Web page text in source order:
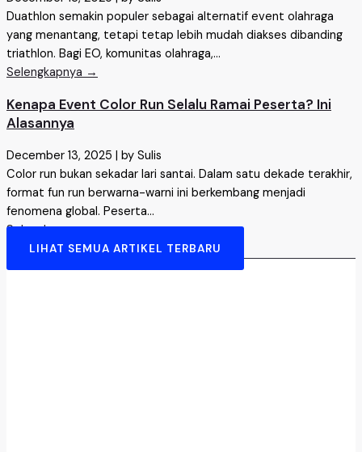
Duathlon semakin populer sebagai alternatif event olahraga
yang menantang, tetapi tetap lebih mudah diakses dibanding
triathlon. Bagi EO, komunitas olahraga,...
Selengkapnya →
Kenapa Event Color Run Selalu Ramai Peserta? Ini
Alasannya
December 13, 2025
by Sulis
Color run bukan sekadar lari santai. Dalam satu dekade terakhir,
format fun run berwarna-warni ini berkembang menjadi
fenomena global. Peserta...
Selengkapnya →
LIHAT SEMUA ARTIKEL TERBARU